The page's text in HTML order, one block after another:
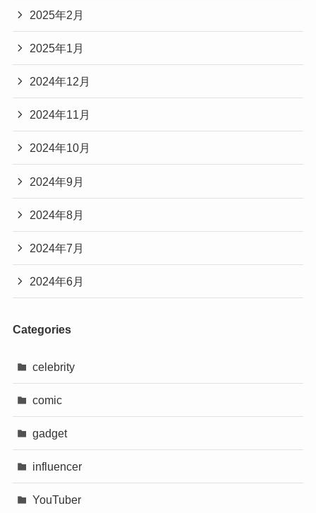
2025年2月
2025年1月
2024年12月
2024年11月
2024年10月
2024年9月
2024年8月
2024年7月
2024年6月
Categories
celebrity
comic
gadget
influencer
YouTuber